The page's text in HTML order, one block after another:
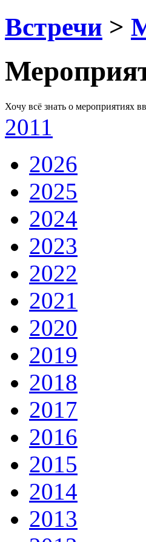
Встречи >
Хочу всё знать о мероприятиях
2011
2026
2025
2024
2023
2022
2021
2020
2019
2018
2017
2016
2015
2014
2013